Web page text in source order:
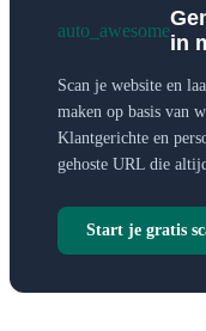
auto_awesome
in
Scan je website en
maken op basis van
Klantgerichte en
gehoste URL die
Start je gratis